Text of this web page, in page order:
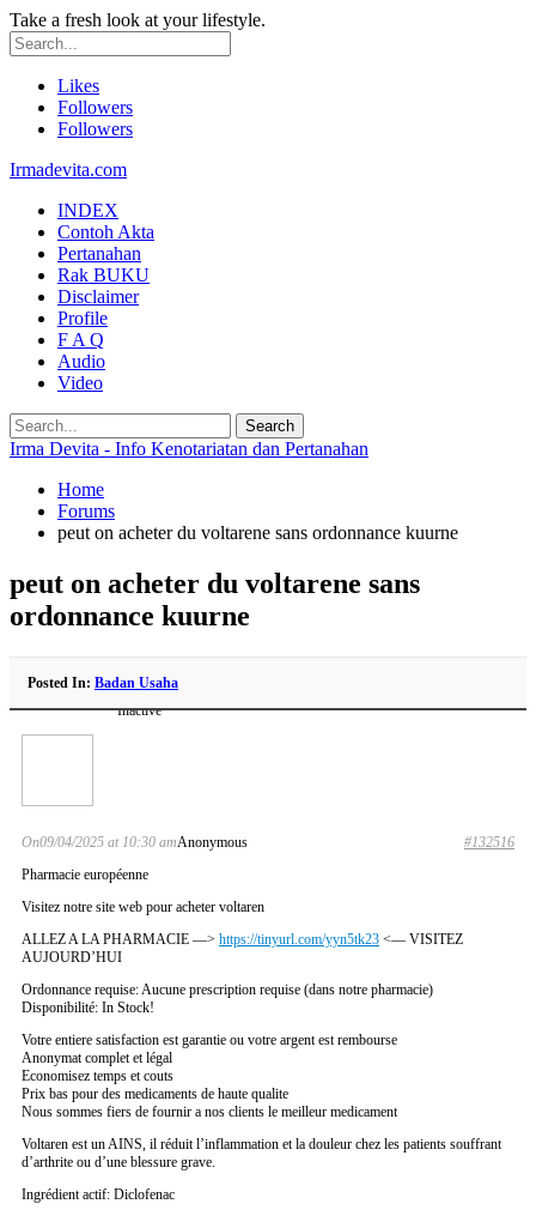
Take a fresh look at your lifestyle.
Likes
Followers
Followers
Irmadevita.com
INDEX
Contoh Akta
Pertanahan
Rak BUKU
Disclaimer
Profile
F A Q
Audio
Video
Irma Devita - Info Kenotariatan dan Pertanahan
Home
Forums
peut on acheter du voltarene sans ordonnance kuurne
peut on acheter du voltarene sans
ordonnance kuurne
Posted In: Badan Usaha
Inactive
Anonymous
On09/04/2025 at 10:30 am
#132516
Pharmacie européenne
Visitez notre site web pour acheter voltaren
ALLEZ A LA PHARMACIE —> https://tinyurl.com/yyn5tk23 <— VISITEZ
AUJOURD’HUI
Ordonnance requise: Aucune prescription requise (dans notre pharmacie)
Disponibilité: In Stock!
Votre entiere satisfaction est garantie ou votre argent est rembourse
Anonymat complet et légal
Economisez temps et couts
Prix bas pour des medicaments de haute qualite
Nous sommes fiers de fournir a nos clients le meilleur medicament
Voltaren est un AINS, il réduit l’inflammation et la douleur chez les patients souffrant
d’arthrite ou d’une blessure grave.
Ingrédient actif: Diclofenac